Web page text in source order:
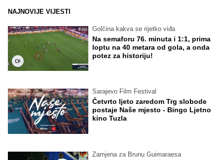
NAJNOVIJE VIJESTI
Golčina kakva se rijetko viđa
Na semaforu 76. minuta i 1:1, prima
loptu na 40 metara od gola, a onda
potez za historiju!
Sarajevo Film Festival
Četvrto ljeto zaredom Trg slobode
postaje Naše mjesto - Bingo Ljetno
kino Tuzla
Zamjena za Brunu Guimaraesa